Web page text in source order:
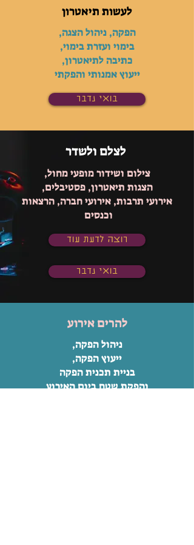
לעשות תיאטרון
הפקה, ניהול הצגה,
בימוי ועזרת בימוי,
כתיבה לתיאטרון,
ייעוץ אמנותי והפקתי
בואי נדבר
צילום ושידור מופעי מחול,
הצגות תיאטרון, פסטיבלים,
אירועי תרבות, אירועי חברה, הרצאות
וכנסים
רוצה לדעת עוד
בואי נדבר
להרים אירוע
ניהול הפקה,
ייעוץ הפקה,
בניית תכנית הפקה
והפקת שטח ביום האירוע